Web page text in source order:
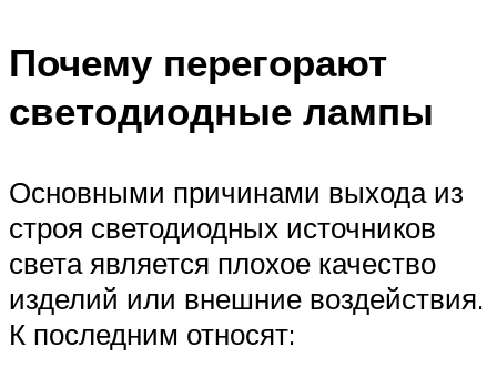
Почему перегорают
светодиодные лампы
Основными причинами выхода из
строя светодиодных источников
света является плохое качество
изделий или внешние воздействия.
К последним относят: